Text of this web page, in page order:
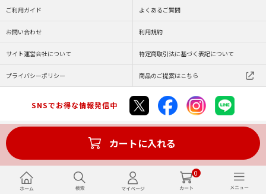
0
カートに入れる
ご利用ガイド よくあるご質問
お問い合わせ 利用規約
サイト運営会社について 特定商取引法に基づく表記について
プライバシーポリシー 商品のご提案はこちら
SNSでお得な情報発信中